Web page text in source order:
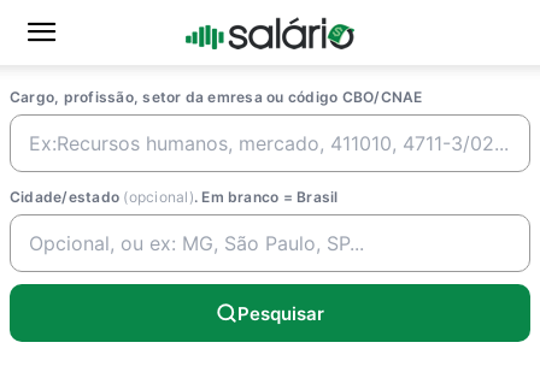
Cargo, profissão, setor da emresa ou código CBO/CNAE
Cidade/estado (opcional). Em branco = Brasil
Pesquisar